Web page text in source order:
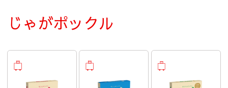
じゃがポックル